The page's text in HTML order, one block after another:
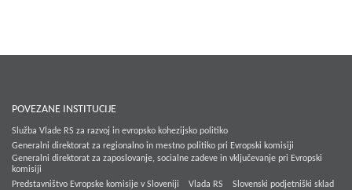
POVEZANE INSTITUCIJE
Služba Vlade RS za razvoj in evropsko kohezijsko politiko
Generalni direktorat za regionalno in mestno politiko pri Evropski komisiji
Generalni direktorat za zaposlovanje, socialne zadeve in vključevanje pri Evropski
komisiji
Predstavništvo Evropske komisije v Sloveniji
Vlada RS
Slovenski podjetniški sklad